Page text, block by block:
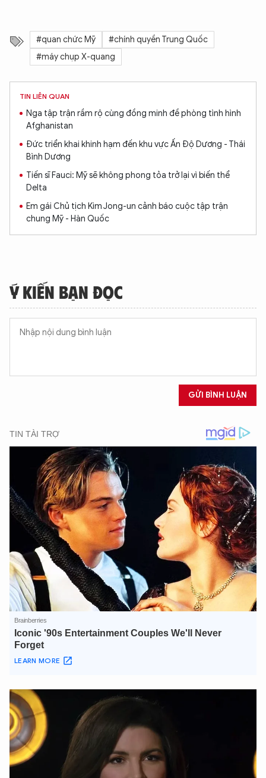
#quan chức Mỹ
#chính quyền Trung Quốc
#máy chụp X-quang
TIN LIÊN QUAN
Nga tập trận rầm rộ cùng đồng minh đề phòng tình hình
Afghanistan
Đức triển khai khinh hạm đến khu vực Ấn Độ Dương - Thái
Bình Dương
Tiến sĩ Fauci: Mỹ sẽ không phong tỏa trở lại vì biến thể
Delta
Em gái Chủ tịch Kim Jong-un cảnh báo cuộc tập trận
chung Mỹ - Hàn Quốc
Ý KIẾN BẠN ĐỌC
GỬI BÌNH LUẬN
XIN CHÀO,